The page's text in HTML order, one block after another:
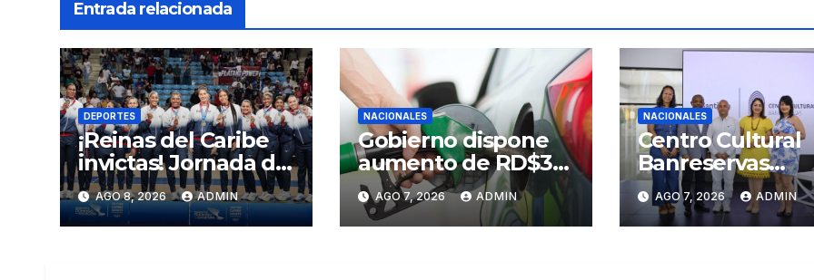
Entrada relacionada
DEPORTES
¡Reinas del Caribe
invictas! Jornada de
oro para el país
AGO 8, 2026 ADMIN
NACIONALES
Gobierno dispone
aumento de RD$3
pesos a gasolinas
premium y regular
AGO 7, 2026 ADMIN
NACIONALES
Centro Cultural
Banreservas
Santiago
Primer
Artesanos de
AGO 7, 2026 ADMIN